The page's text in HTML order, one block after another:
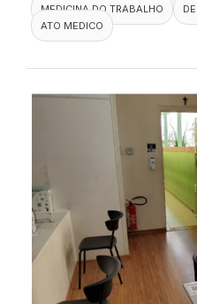
MEDICINA DO TRABALHO
ATO MEDICO